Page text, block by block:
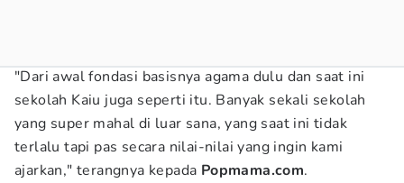
"Dari awal fondasi basisnya agama dulu dan saat ini
sekolah Kaiu juga seperti itu. Banyak sekali sekolah
yang super mahal di luar sana, yang saat ini tidak
terlalu tapi pas secara nilai-nilai yang ingin kami
ajarkan," terangnya kepada Popmama.com.